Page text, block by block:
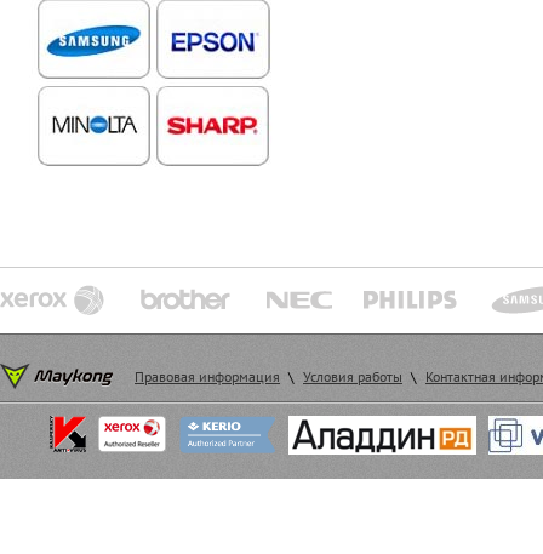
Правовая информация \ Условия работы \ Контактная